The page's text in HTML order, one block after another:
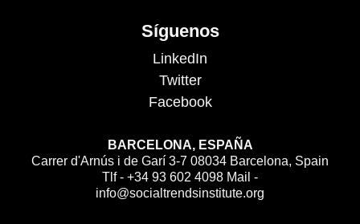
Síguenos
LinkedIn
Twitter
Facebook
BARCELONA, ESPAÑA
Carrer d'Arnús i de Garí 3-7 08034 Barcelona, Spain
Tlf - +34 93 602 4098 Mail -
info@socialtrendsinstitute.org